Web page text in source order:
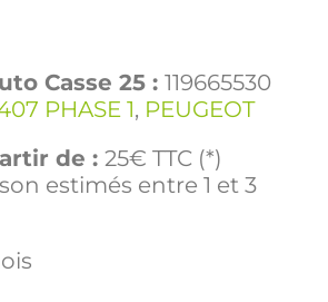
Casse 25 : 119665530
PHASE 1, PEUGEOT
de : 25€ TTC (*)
estimés entre 1 et 3